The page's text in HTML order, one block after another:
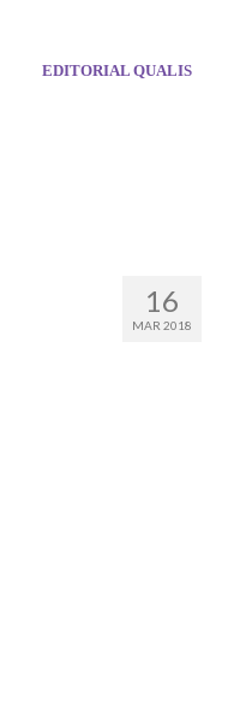
EDITORIAL QUALIS
16
MAR 2018